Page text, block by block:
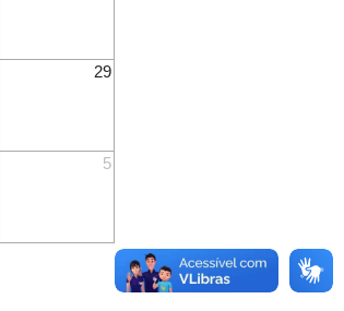
29
5